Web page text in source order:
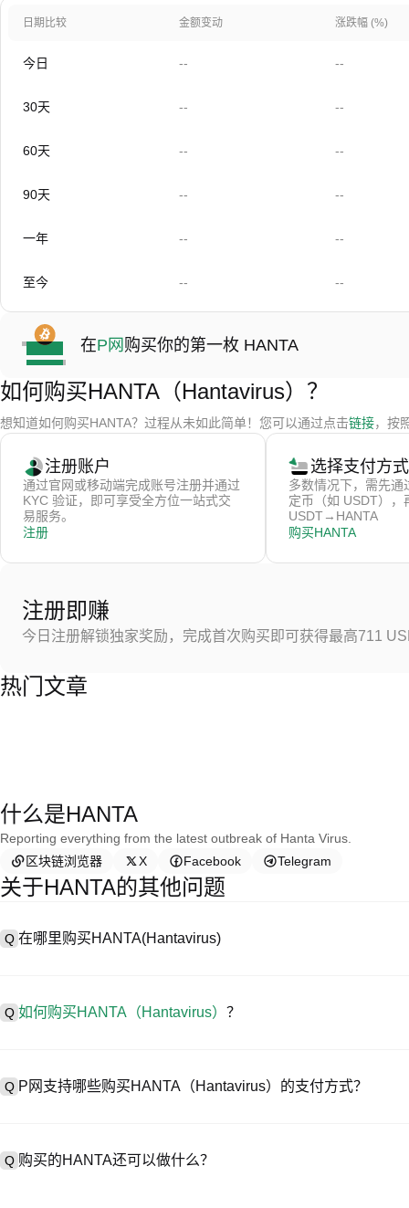
日期比较 金额变动 涨跌幅 (%)
今日 -- --
30天 -- --
60天 -- --
90天 -- --
一年 -- --
至今 -- --
在P网 购买你的第一枚 HANTA
如何购买HANTA（Hantavirus）？
想知道如何购买HANTA？过程从未如此简单！您可以通过点击链接，按
注册账户
通过官网或移动端完成账号注册并通过
KYC 验证，即可享受全方位一站式交
易服务。
注册
选择支付方式
多数情况下，需先通
定币（如 USDT），
USDT→HANTA
购买HANTA
注册即赚
今日注册解锁独家奖励，完成首次购买即可获得最高711
热门文章
什么是HANTA
Reporting everything from the latest outbreak of Hanta Virus.
区块链浏览器
X Facebook Telegram
关于HANTA的其他问题
Q 在哪里购买HANTA(Hantavirus)
用户轻松交易。例如，P网支持多种代币交易，包括HANTA，并提供
步骤2.在账户中存入法币或者加密货币。
步骤3.在CEX中搜索HANTA。
Q 如何购买HANTA（Hantavirus） ？
Q P网支持哪些购买HANTA（Hantavirus）的支付方式？
1）信用卡/借记卡（Visa/MasterCard）即时购买稳定币（USDT）；
2）点对点（P2P）交易，通过托管机制直接从其他用户处购买
Q 购买的HANTA还可以做什么？